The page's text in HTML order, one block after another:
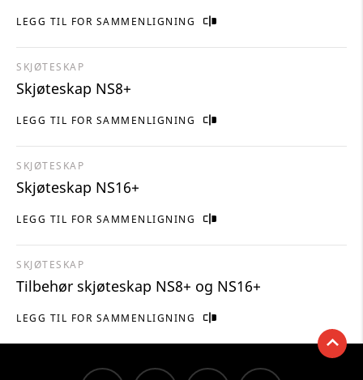
LEGG TIL FOR SAMMENLIGNING
LEGG TIL FOR SAMMENLIGNING
SKJØTESKAP
Skjøteskap NS8+
LEGG TIL FOR SAMMENLIGNING
SKJØTESKAP
Skjøteskap NS16+
LEGG TIL FOR SAMMENLIGNING
SKJØTESKAP
Tilbehør skjøteskap NS8+ og NS16+